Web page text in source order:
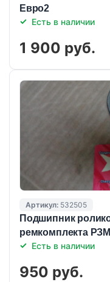
Eвро2
Есть в наличии
1 900 руб.
Артикул: 532505
Подшипник
ремкомплекта
Есть в наличии
950 руб.